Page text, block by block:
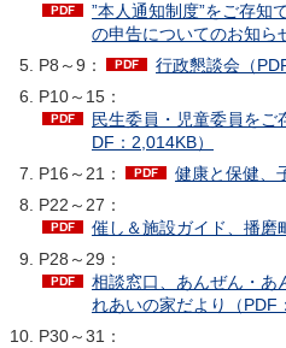
”本人通知制度”をご存知
の申告についてのお知ら
P8～9：
行政懇談会（
P10～15：
民生委員・児童委員をご
DF：2,014KB）
P16～21：
健康と保健、
P22～27：
催し＆施設ガイド、播磨
P28～29：
相談窓口、あんぜん・あ
れあいの家だより（PDF
P30～31：